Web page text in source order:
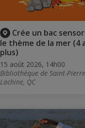
Crée un bac
le thème de la mer (4
plus)
15 août 2026, 14h00
Bibliothèque de Saint-
Lachine, QC